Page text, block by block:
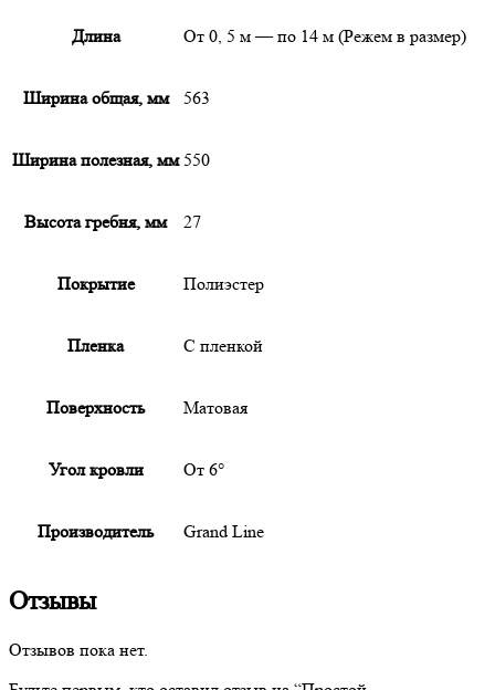
Длина От 0, 5 м — по 14 м (Режем в размер)
Ширина общая, мм 563
Ширина полезная, мм 550
Высота гребня, мм 27
Покрытие Полиэстер
Пленка С пленкой
Поверхность Матовая
Угол кровли От 6°
Производитель Grand Line
Отзывы
Отзывов пока нет.